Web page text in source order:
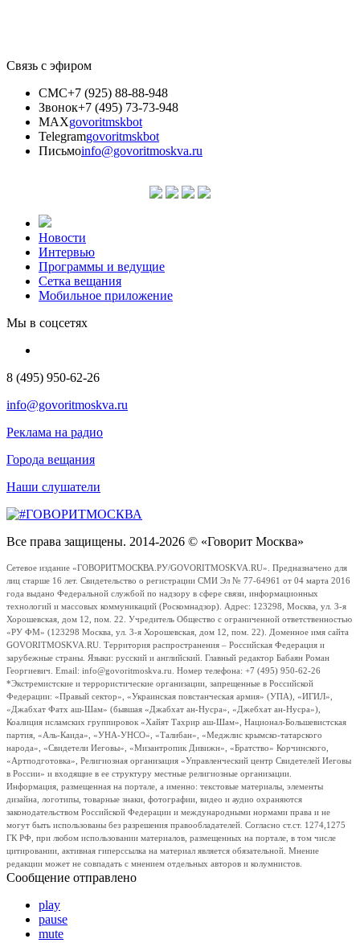
Связь с эфиром
СМС+7 (925) 88-88-948
Звонок+7 (495) 73-73-948
MAXgovoritmskbot
Telegramgovoritmskbot
Письмоinfo@govoritmoskva.ru
Новости
Интервью
Программы и ведущие
Сетка вещания
Мобильное приложение
Мы в соцсетях
8 (495) 950-62-26
info@govoritmoskva.ru
Реклама на радио
Города вещания
Наши слушатели
Все права защищены. 2014-2026 © «Говорит Москва»
Сетевое издание «ГОВОРИТМОСКВА.РУ/GOVORITMOSKVA.RU». Предназначено для
лиц старше 16 лет. Свидетельство о регистрации СМИ Эл № 77-64961 от 04 марта 2016
года выдано Федеральной службой по надзору в сфере связи, информационных
технологий и массовых коммуникаций (Роскомнадзор). Адрес: 123298, Москва, ул. 3-я
Хорошевская, дом 12, пом. 22. Учредитель Общество с ограниченной ответственностью
«РУ ФМ» (123298 Москва, ул. 3-я Хорошевская, дом 12, пом. 22). Доменное имя сайта
GOVORITMOSKVA.RU. Территория распространения – Российская Федерация и
зарубежные страны. Языки: русский и английский. Главный редактор Бабаян Роман
Георгиевич. Email: info@govoritmoskva.ru. Номер телефона: +7 (495) 950-62-26
*Экстремистские и террористические организации, запрещенные в Российской
Федерации: «Правый сектор», «Украинская повстанческая армия» (УПА), «ИГИЛ»,
«Джабхат Фатх аш-Шам» (бывшая «Джабхат ан-Нусра», «Джебхат ан-Нусра»),
Коалиция исламских группировок «Хайят Тахрир аш-Шам», Национал-Большевистская
партия, «Аль-Каида», «УНА-УНСО», «Талибан», «Меджлис крымско-татарского
народа», «Свидетели Иеговы», «Мизантропик Дивижн», «Братство» Корчинского,
«Артподготовка», Религиозная организация «Управленческий центр Свидетелей Иеговы
в России» и входящие в ее структуру местные религиозные организации.
Информация, размещенная на портале, а именно: текстовые материалы, элементы
дизайна, логотипы, товарные знаки, фотографии, видео и аудио охраняются
законодательством Российской Федерации и международными нормами права и не
могут быть использованы без разрешения правообладателей. Согласно ст.ст. 1274,1275
ГК РФ, при любом использовании материалов, размещенных на портале, в том числе
цитировании, активная гиперссылка на материал является обязательной. Мнение
редакции может не совпадать с мнением отдельных авторов и колумнистов.
Сообщение отправлено
play
pause
mute